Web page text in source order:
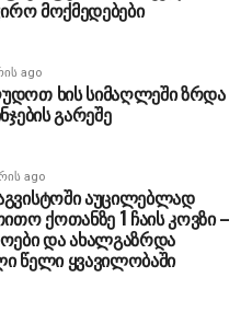
მოქმედებები
ago
ხის სიმაღლეში ზრდა
გარეშე
ago
აუცილებლად
ქოთანზე 1 ჩაის კოვზი –
და ახალგაზრდა
წელი ყვავილობაში